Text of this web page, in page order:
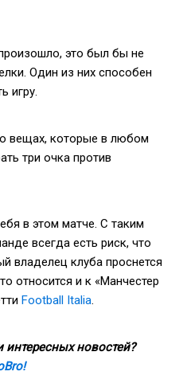
это был бы не
Один из них способен
игру.
вещах, которые в любом
три очка против
в этом матче. С таким
всегда есть риск, что
владелец клуба проснется
относится и к «Манчестер
Football Italia.
новостей?